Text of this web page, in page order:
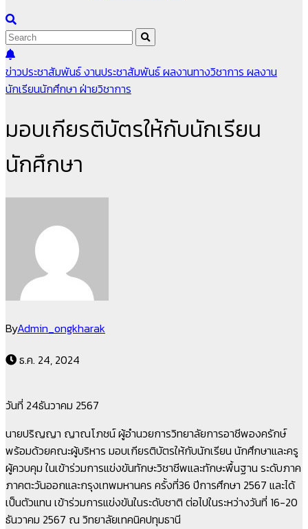
ข่าวประชาสัมพันธ์งานประชาสัมพันธ์ผลงานทางวิชาการ ผลงาน
นักเรียนนักศึกษา ฝ่ายวิชาการ
มอบเกียรติบัตรให้กับนักเรียน
นักศึกษา
ByAdmin_ongkharak
ธ.ค. 24, 2024
วันที่ 24ธันวาคม 2567
นายปริญญา ญาณโภชน์ ผู้อำนวยการวิทยาลัยการอาชีพองครักษ์
พร้อมด้วยคณะผู้บริหาร มอบเกียรติบัตรให้กับนักเรียน นักศึกษาและครู
ผู้ควบคุม ในเข้าร่วมการแข่งขันทักษะวิชาชีพและทักษะพื้นฐาน ระดับภาค
ภาคตะวันออกและกรุงเทพมหานคร ครั้งที่36 ปีการศึกษา 2567 และได้
เป็นตัวแทน เข้าร่วมการแข่งขันในระดับชาติ ต่อไปในระหว่างวันที่ 16-20
ธันวาคม 2567 ณ วิทยาลัยเทคนิคปทุมธานี